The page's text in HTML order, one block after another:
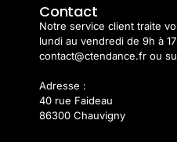
Contact
Notre service client traite
lundi au vendredi de 9h à
contact@ctendance.fr ou
Adresse :
40 rue Faideau
86300 Chauvigny